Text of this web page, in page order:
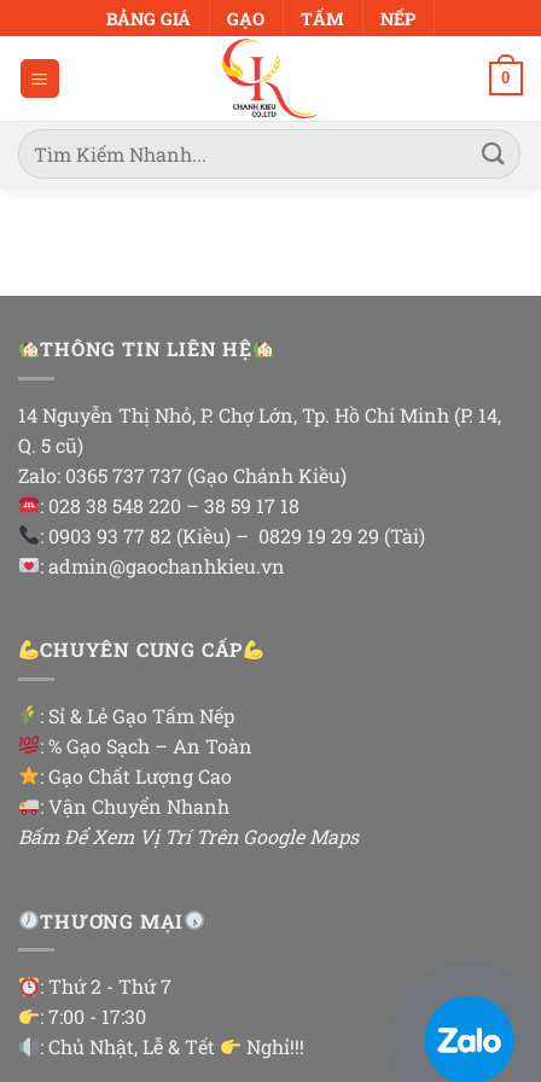
qua
dung
BẢNG GIÁ GẠO TẤM NẾP
0
Tìm
kiếm:
THÔNG TIN LIÊN HỆ
14 Nguyễn Thị Nhỏ, P. Chợ Lớn, Tp. Hồ Chí Minh (P. 14,
Q. 5 cũ)
Zalo: 0365 737 737 (Gạo Chánh Kiều)
: 028 38 548 220 – 38 59 17 18
: 0903 93 77 82 (Kiều) – 0829 19 29 29 (Tài)
: admin@gaochanhkieu.vn
CHUYÊN CUNG CẤP
: Sỉ & Lẻ Gạo Tấm Nếp
: % Gạo Sạch – An Toàn
: Gạo Chất Lượng Cao
: Vận Chuyển Nhanh
Bấm Để Xem Vị Trí Trên Google Maps
THƯƠNG MẠI
: Thứ 2 - Thứ 7
: 7:00 - 17:30
: Chủ Nhật, Lễ & Tết
Nghỉ!!!